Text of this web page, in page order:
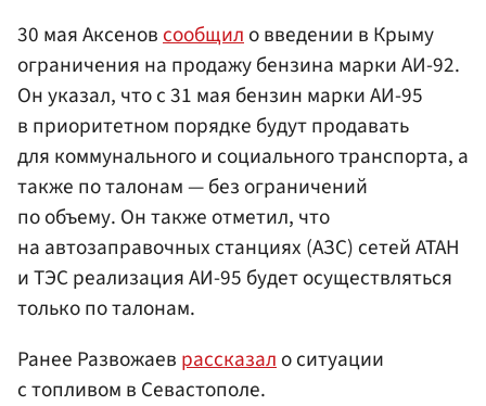
30 мая Аксеновсообщило введении в Крыму
ограничения на продажу бензина марки АИ-92.
Он указал, что с 31 мая бензин марки АИ-95
в приоритетном порядке будут продавать
для коммунального и социального транспорта, а
также по талонам — без ограничений
по объему. Он также отметил, что
на автозаправочных станциях (АЗС) сетей АТАН
и ТЭС реализация АИ-95 будет осуществляться
только по талонам.
Ранее Развожаев рассказало ситуации
с топливом в Севастополе.